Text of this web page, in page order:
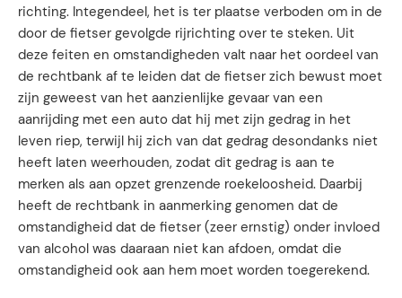
richting. Integendeel, het is ter plaatse verboden om in de
door de fietser gevolgde rijrichting over te steken. Uit
deze feiten en omstandigheden valt naar het oordeel van
de rechtbank af te leiden dat de fietser zich bewust moet
zijn geweest van het aanzienlijke gevaar van een
aanrijding met een auto dat hij met zijn gedrag in het
leven riep, terwijl hij zich van dat gedrag desondanks niet
heeft laten weerhouden, zodat dit gedrag is aan te
merken als aan opzet grenzende roekeloosheid. Daarbij
heeft de rechtbank in aanmerking genomen dat de
omstandigheid dat de fietser (zeer ernstig) onder invloed
van alcohol was daaraan niet kan afdoen, omdat die
omstandigheid ook aan hem moet worden toegerekend.